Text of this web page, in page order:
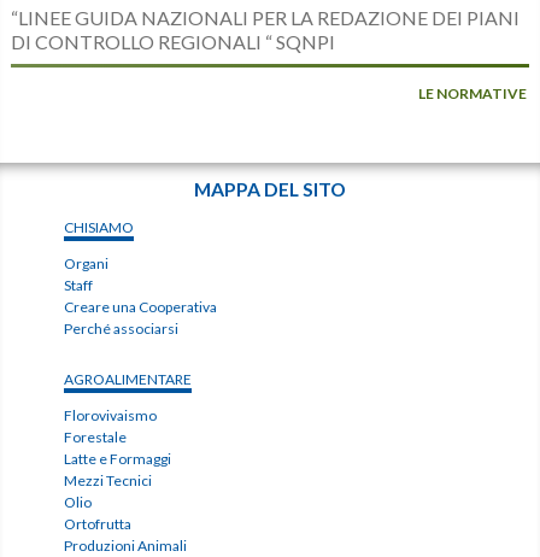
“LINEE GUIDA NAZIONALI PER LA REDAZIONE DEI PIANI
DI CONTROLLO REGIONALI “ SQNPI
LE NORMATIVE
MAPPA DEL SITO
CHISIAMO
Organi
Staff
Creare una Cooperativa
Perché associarsi
AGROALIMENTARE
Florovivaismo
Forestale
Latte e Formaggi
Mezzi Tecnici
Olio
Ortofrutta
Produzioni Animali